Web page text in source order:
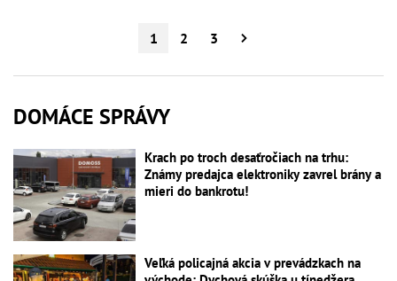
1 2 3
DOMÁCE SPRÁVY
Krach po troch desaťročiach na trhu:
Známy predajca elektroniky zavrel brány a
mieri do bankrotu!
Veľká policajná akcia v prevádzkach na